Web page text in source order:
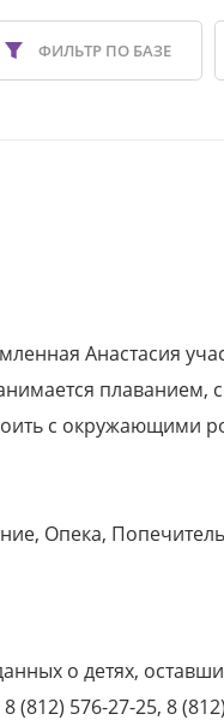
ФИЛЬТР ПО БАЗЕ
Анастасия
плаванием, с
с окружающими
Опека,
о детях,
(812) 576-27-25, 8